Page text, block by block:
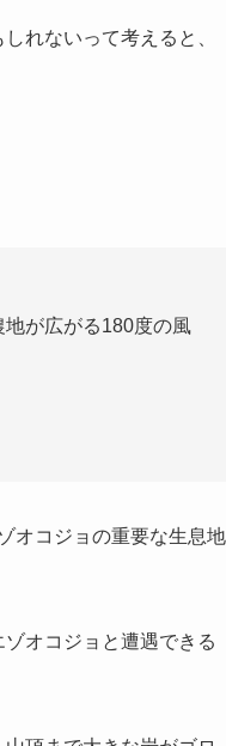
れないって考えると、
が広がる180度の風
オコジョの重要な生息地
オコジョと遭遇できる